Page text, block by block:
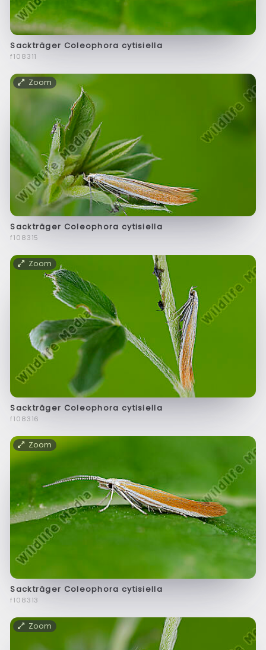
Sackträger Coleophora cytisiella
f108311
Zoom
Sackträger Coleophora cytisiella
f108315
Zoom
Sackträger Coleophora cytisiella
f108316
Zoom
Sackträger Coleophora cytisiella
f108313
Zoom